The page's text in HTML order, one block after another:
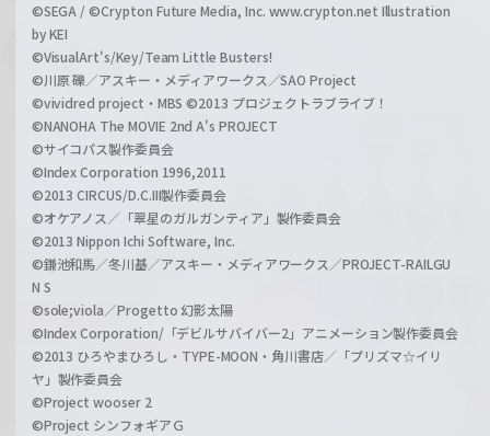
©SEGA / ©Crypton Future Media, Inc. www.crypton.net Illustration
by KEI
©VisualArt's/Key/Team Little Busters!
©川原 礫／アスキー・メディアワークス／SAO Project
©vividred project・MBS ©2013 プロジェクトラブライブ！
©NANOHA The MOVIE 2nd A's PROJECT
©サイコパス製作委員会
©Index Corporation 1996,2011
©2013 CIRCUS/D.C.III製作委員会
©オケアノス／「翠星のガルガンティア」製作委員会
©2013 Nippon Ichi Software, Inc.
©鎌池和馬／冬川基／アスキー・メディアワークス／PROJECT-RAILGU
N S
©sole;viola／Progetto 幻影太陽
©Index Corporation/「デビルサバイバー2」アニメーション製作委員会
©2013 ひろやまひろし・TYPE-MOON・角川書店／「プリズマ☆イリ
ヤ」製作委員会
©Project wooser 2
©Project シンフォギアＧ